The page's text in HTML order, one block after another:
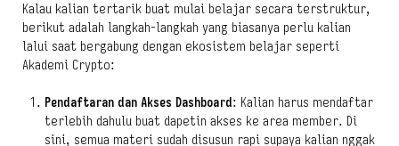
Kalau kalian tertarik buat mulai belajar secara terstruktur,
berikut adalah langkah-langkah yang biasanya perlu kalian
lalui saat bergabung dengan ekosistem belajar seperti
Akademi Crypto:
Pendaftaran dan Akses Dashboard: Kalian harus mendaftar
terlebih dahulu buat dapetin akses ke area member. Di
sini, semua materi sudah disusun rapi supaya kalian nggak